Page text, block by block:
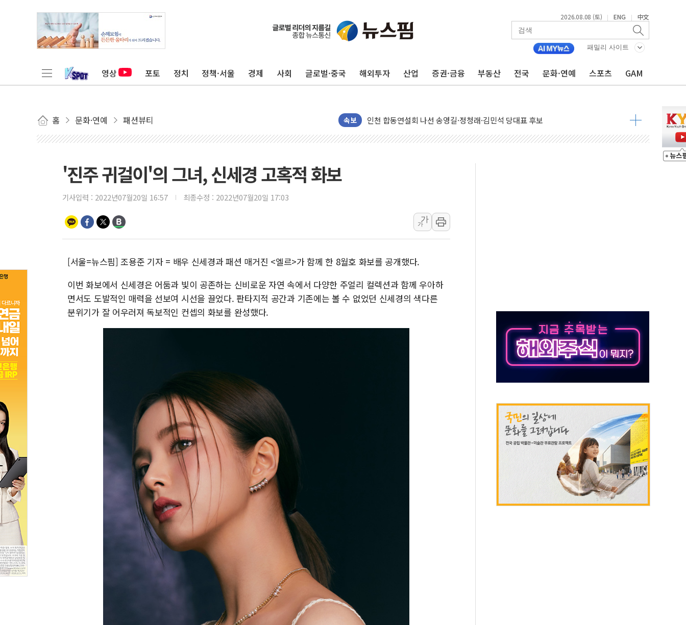
2026.08.08 (토) | ENG | 中文
패밀리 사이트
영상 포토 정치 정책·서울 경제 사회 글로벌·중국 해외투자 산업 증권·금융 부동산 전국 문화·연예 스포츠 GAM
홈 문화·연예 패션뷰티 속보
울진·영덕 '호우특보'-포항 '산사태 주의보'...경북도, 호우 피해·통제구간 없어
[종합] 김민석, 정청래에 '0.86%p' 차 재역전 성공...金 45.42% vs 鄭 44.56%
김민석, 2주차 제주·인천 경선서 정청래에 승리...47.75% vs 42.08%
인사하는 김민석 당대표 후보
[속보] 민주, 인천 경선 결과 발표...김민석 45.09% 정청래 43.27% 송영길 11.63%
美, 이란전 출구전략 만지작…공습 한계·탄약 부족 현실화
강릉·동해·삼척 시간당 최대 50㎜ 폭우…강원 동해안 강한 비 이어져
폐기물 수거하다 참변…60대 환경미화원 수거차에 치여 사망
서울 중랑구 주택가서 흉기 난동…60대 남성 2명 숨져
여수 오동도 인근 해상서 모터보트 전복…1명 사망·1명 실종
추미애, '위안부' 피해자 기림의 날 참석..."국제적 시민 연대로 목소리 내야"
인천서 말다툼 중 어머니 흉기 살해 10대 아들 체포
'화합' 꺼낸 김민석에 '뻔뻔' 받아친 정청래…제주 연설서 신경전 고조
李대통령, ISA 개편 재검토 지시…與 "적극 환영"·野 "졸속 국정"
'진주 귀걸이'의 그녀, 신세경 고혹적 화보
기사입력 : 2022년07월20일 16:57 최종수정 : 2022년07월20일 17:03
가
가
[서울=뉴스핌] 조용준 기자 = 배우 신세경과 패션 매거진 <엘르>가 함께 한 8월호 화보를 공개했다.
이번 화보에서 신세경은 어둠과 빛이 공존하는 신비로운 자연 속에서 다양한 주얼리 컬렉션과 함께 우아하
면서도 도발적인 매력을 선보여 시선을 끌었다. 판타지적 공간과 기존에는 볼 수 없었던 신세경의 색다른
분위기가 잘 어우러져 독보적인 컨셉의 화보를 완성했다.